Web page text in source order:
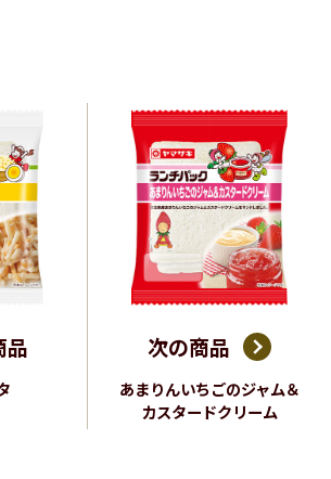
品 次の商品
あまりんいちごのジャム＆
カスタードクリーム